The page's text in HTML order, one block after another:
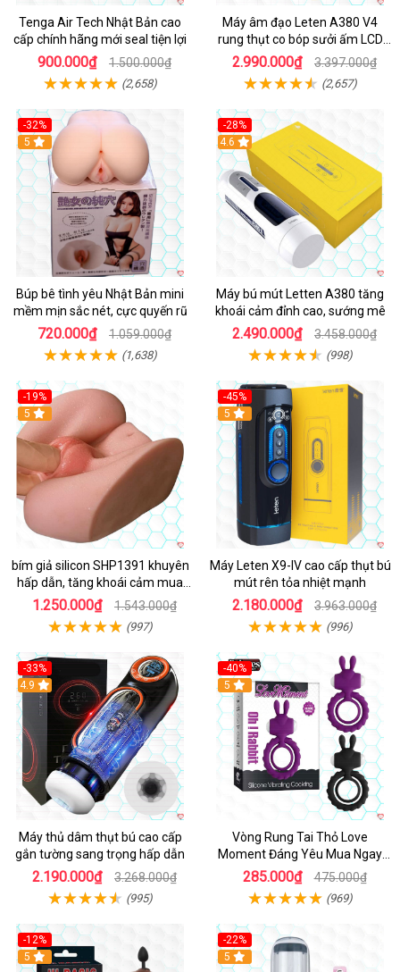
Tenga Air Tech Nhật Bản cao
cấp chính hãng mới seal tiện lợi
900.000₫ 1.500.000₫
(2,658)
Máy âm đạo Leten A380 V4
rung thụt co bóp sưởi ấm LCD
đẹp
2.990.000₫ 3.397.000₫
(2,657)
-32%
Hot
5
Búp bê tình yêu Nhật Bản mini
mềm mịn sắc nét, cực quyến rũ
720.000₫ 1.059.000₫
(1,638)
-28%
Hot
4.6
Máy bú mút Letten A380 tăng
khoái cảm đỉnh cao, sướng mê
2.490.000₫ 3.458.000₫
(998)
-19%
Hot
5
bím giả silicon SHP1391 khuyên
hấp dẫn, tăng khoái cảm mua
ngay
1.250.000₫ 1.543.000₫
(997)
-45%
Hot
5
Máy Leten X9-IV cao cấp thụt bú
mút rên tỏa nhiệt mạnh
2.180.000₫ 3.963.000₫
(996)
-33%
Hot
4.9
Máy thủ dâm thụt bú cao cấp
gắn tường sang trọng hấp dẫn
2.190.000₫ 3.268.000₫
(995)
-40%
5
Vòng Rung Tai Thỏ Love
Moment Đáng Yêu Mua Ngay
Giá Tốt
285.000₫ 475.000₫
(969)
-12%
Hot
5
-22%
5